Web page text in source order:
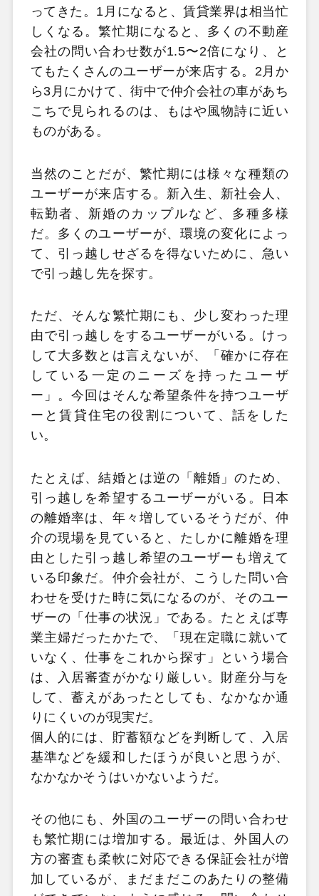
ってきた。1月になると、賃貸業界は相当忙
しくなる。繁忙期になると、多くの不動産
会社の問い合わせ数が1.5〜2倍になり、と
てもたくさんのユーザーが来店する。2月か
ら3月にかけて、街中で仲介会社の車があち
こちで見られるのは、もはや風物詩に近い
ものがある。
当然のことだが、繁忙期には様々な種類の
ユーザーが来店する。新入生、新社会人、
転勤者、新婚のカップルなど、多種多様
だ。多くのユーザーが、環境の変化によっ
て、引っ越しせざるを得ないために、急い
で引っ越し先を探す。
ただ、そんな繁忙期にも、少し変わった理
由で引っ越しをするユーザーがいる。けっ
して大多数とは言えないが、「確かに存在
している一定のニーズを持ったユーザ
ー」。今回はそんな希望条件を持つユーザ
ーと賃貸住宅の役割について、話をした
い。
たとえば、結婚とは逆の「離婚」のため、
引っ越しを希望するユーザーがいる。日本
の離婚率は、年々増しているそうだが、仲
介の現場を見ていると、たしかに離婚を理
由とした引っ越し希望のユーザーも増えて
いる印象だ。仲介会社が、こうした問い合
わせを受けた時に気になるのが、そのユー
ザーの「仕事の状況」である。たとえば専
業主婦だったかたで、「現在定職に就いて
いなく、仕事をこれから探す」という場合
は、入居審査がかなり厳しい。財産分与を
して、蓄えがあったとしても、なかなか通
りにくいのが現実だ。
個人的には、貯蓄額などを判断して、入居
基準などを緩和したほうが良いと思うが、
なかなかそうはいかないようだ。
その他にも、外国のユーザーの問い合わせ
も繁忙期には増加する。最近は、外国人の
方の審査も柔軟に対応できる保証会社が増
加しているが、まだまだこのあたりの整備